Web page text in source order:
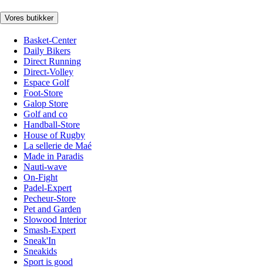
Vores butikker
Basket-Center
Daily Bikers
Direct Running
Direct-Volley
Espace Golf
Foot-Store
Galop Store
Golf and co
Handball-Store
House of Rugby
La sellerie de Maé
Made in Paradis
Nauti-wave
On-Fight
Padel-Expert
Pecheur-Store
Pet and Garden
Slowood Interior
Smash-Expert
Sneak'In
Sneakids
Sport is good